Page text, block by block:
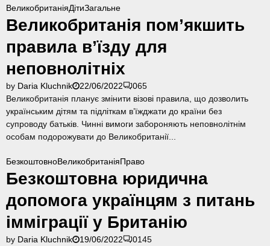
S
u
p
e
s
p
o
s
c
h
e
m
e
и
о
Б
р
и
т
а
і
і
д
W
i
ВеликобританіяДітиЗагальне
Великобританія пом’якшить
правила в’їзду для
неповнолітніх
by Daria Kluchnik 22/06/2022 065
Великобританія планує змінити візові правила, що дозволить
українським дітям та підліткам в’їжджати до країни без
супроводу батьків. Чинні вимоги забороняють неповнолітнім
особам подорожувати до Великобританії...
БезкоштовноВеликобританіяПраво
Безкоштовна юридична
допомога українцям з питань
імміграції у Британію
by Daria Kluchnik 19/06/2022 0145